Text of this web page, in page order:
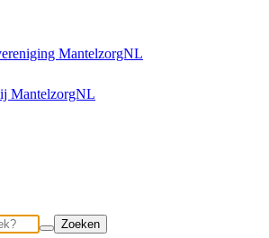
MantelzorgNL
MantelzorgNL
Zoeken